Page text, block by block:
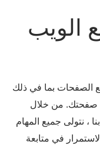
الويب
الصفحات بما في ذلك
صفحتك. من خلال
، نتولى جميع المهام
في متابعة